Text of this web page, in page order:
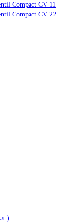
Compact CV 11
Compact CV 22